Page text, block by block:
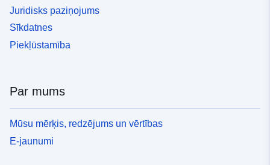
Juridisks paziņojums
Sīkdatnes
Piekļūstamība
Par mums
Mūsu mērķis, redzējums un vērtības
E-jaunumi